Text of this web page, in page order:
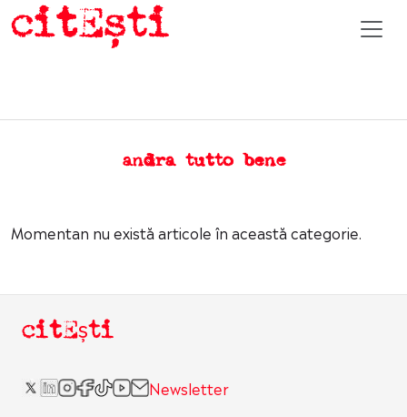
andra tutto bene
Momentan nu există articole în această categorie.
citEști
Newsletter